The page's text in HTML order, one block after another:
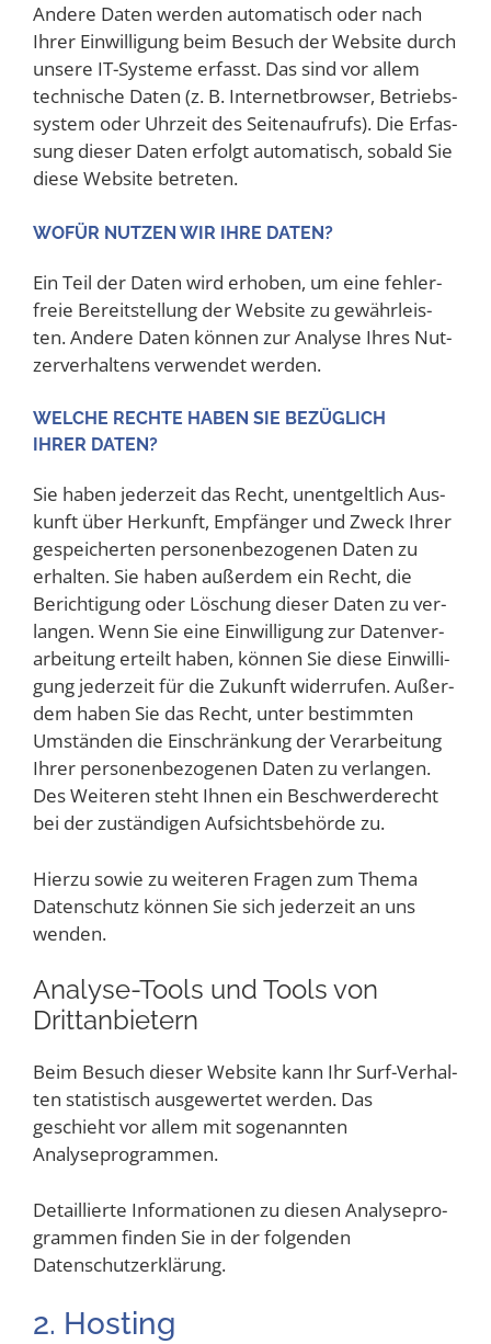
Ande­re Daten wer­den auto­ma­tisch oder nach
Ihrer Ein­wil­li­gung beim Besuch der Web­site durch
unse­re IT-Sys­te­me erfasst. Das sind vor allem
tech­ni­sche Daten (z. B. Inter­net­brow­ser, Betriebs­
sys­tem oder Uhr­zeit des Sei­ten­auf­rufs). Die Erfas­
sung die­ser Daten erfolgt auto­ma­tisch, sobald Sie
die­se Web­site betreten.
WOFÜR NUT­ZEN WIR IHRE DATEN?
Ein Teil der Daten wird erho­ben, um eine feh­ler­
freie Bereit­stel­lung der Web­site zu gewähr­leis­
ten. Ande­re Daten kön­nen zur Ana­ly­se Ihres Nut­
zer­ver­hal­tens ver­wen­det werden.
WEL­CHE RECH­TE HABEN SIE BEZÜG­LICH
IHRER DATEN?
Sie haben jeder­zeit das Recht, unent­gelt­lich Aus­
kunft über Her­kunft, Emp­fän­ger und Zweck Ihrer
gespei­cher­ten per­so­nen­be­zo­ge­nen Daten zu
erhal­ten. Sie haben außer­dem ein Recht, die
Berich­ti­gung oder Löschung die­ser Daten zu ver­
lan­gen. Wenn Sie eine Ein­wil­li­gung zur Daten­ver­
ar­bei­tung erteilt haben, kön­nen Sie die­se Ein­wil­li­
gung jeder­zeit für die Zukunft wider­ru­fen. Außer­
dem haben Sie das Recht, unter bestimm­ten
Umstän­den die Ein­schrän­kung der Ver­ar­bei­tung
Ihrer per­so­nen­be­zo­ge­nen Daten zu ver­lan­gen.
Des Wei­te­ren steht Ihnen ein Beschwer­de­recht
bei der zustän­di­gen Auf­sichts­be­hör­de zu.
Hier­zu sowie zu wei­te­ren Fra­gen zum The­ma
Daten­schutz kön­nen Sie sich jeder­zeit an uns
wenden.
Ana­ly­se-Tools und Tools von
Drittanbietern
Beim Besuch die­ser Web­site kann Ihr Surf-Ver­hal­
ten sta­tis­tisch aus­ge­wer­tet wer­den. Das
geschieht vor allem mit soge­nann­ten
Analyseprogrammen.
Detail­lier­te Infor­ma­tio­nen zu die­sen Ana­ly­se­pro­
gram­men fin­den Sie in der fol­gen­den
Datenschutzerklärung.
2. Hos­ting